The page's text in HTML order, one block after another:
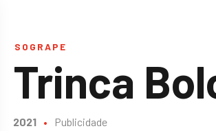
SOGRAPE
Trinca
2021 • Publicidade